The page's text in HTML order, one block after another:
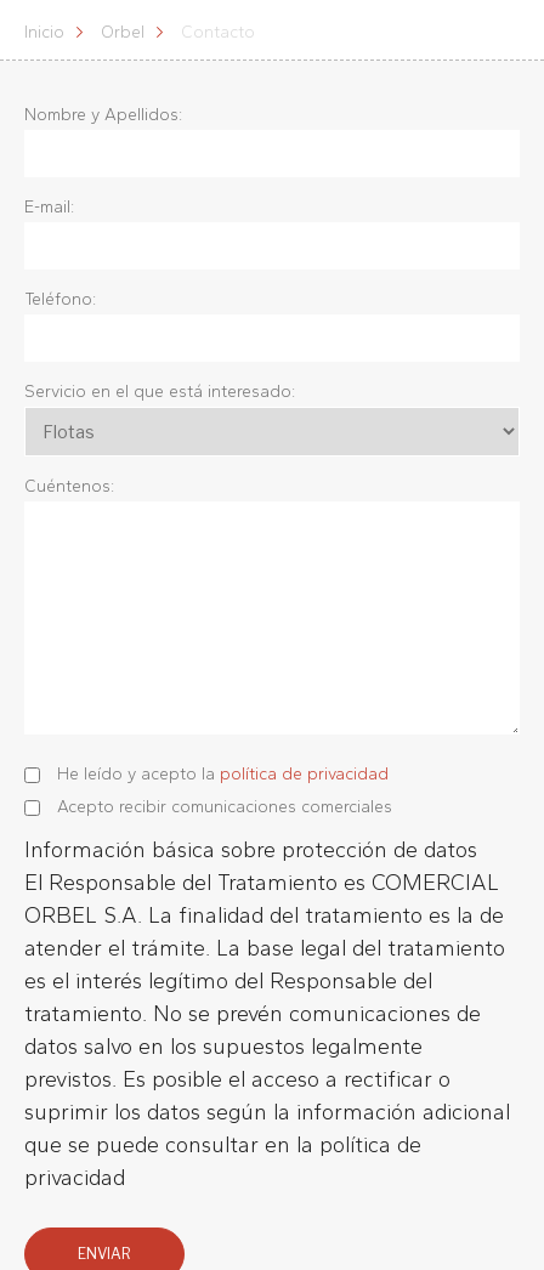
Inicio Orbel Contacto
Nombre y Apellidos:
E-mail:
Teléfono:
Servicio en el que está interesado:
Cuéntenos:
He leído y acepto la política de privacidad
Acepto recibir comunicaciones comerciales
Información básica sobre protección de datos
El Responsable del Tratamiento es COMERCIAL
ORBEL S.A. La finalidad del tratamiento es la de
atender el trámite. La base legal del tratamiento
es el interés legítimo del Responsable del
tratamiento. No se prevén comunicaciones de
datos salvo en los supuestos legalmente
previstos. Es posible el acceso a rectificar o
suprimir los datos según la información adicional
que se puede consultar en la política de
privacidad